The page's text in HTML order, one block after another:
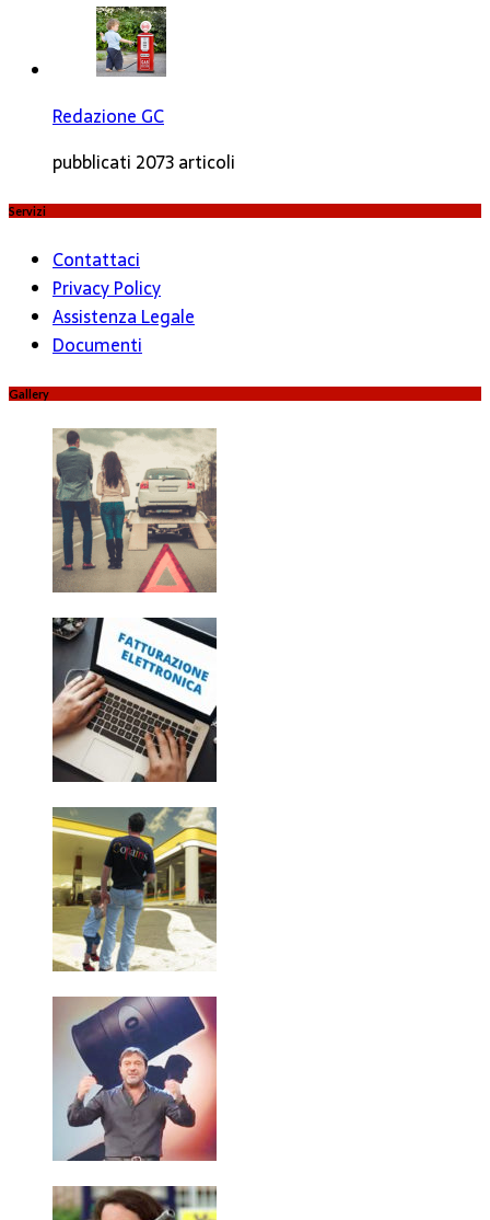
Redazione GC
pubblicati 2073 articoli
Servizi
Contattaci
Privacy Policy
Assistenza Legale
Documenti
Gallery